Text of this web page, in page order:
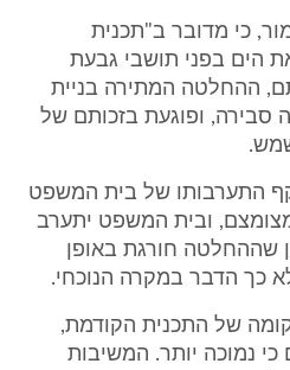
כי מדובר ב"תכנית
הים בפני תושבי גבעת
ההחלטה המתירה בניית
סבירה, ופוגעת בזכותם של
התערבותו של בית המשפט
ובית המשפט יתערב
שההחלטה חורגת באופן
כך הדבר במקרה הנוכחי.
של התכנית הקודמת,
נמוכה יותר. המשיבות